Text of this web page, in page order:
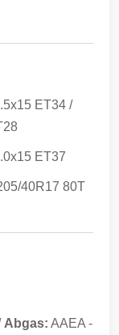
ET34 /
ET37
40R17 80T
Abgas: AAEA -